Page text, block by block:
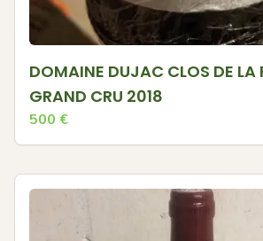
DOMAINE DUJAC CLOS DE LA
GRAND CRU 2018
500 €